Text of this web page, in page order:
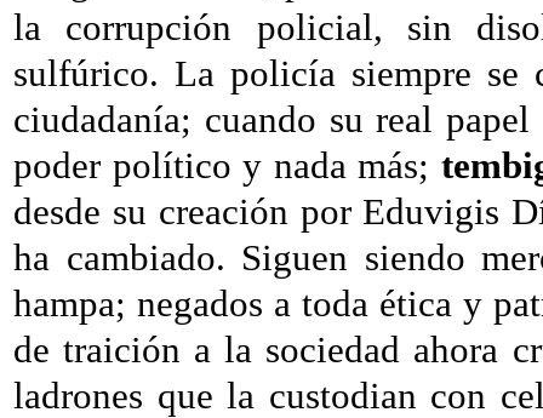
la corrupción policial, sin
sulfúrico. La policía siempre se
ciudadanía; cuando su real
poder político y nada más;
desde su creación por Eduvigis
ha cambiado. Siguen siendo
hampa; negados a toda ética y
de traición a la sociedad ahora
ladrones que la custodian con